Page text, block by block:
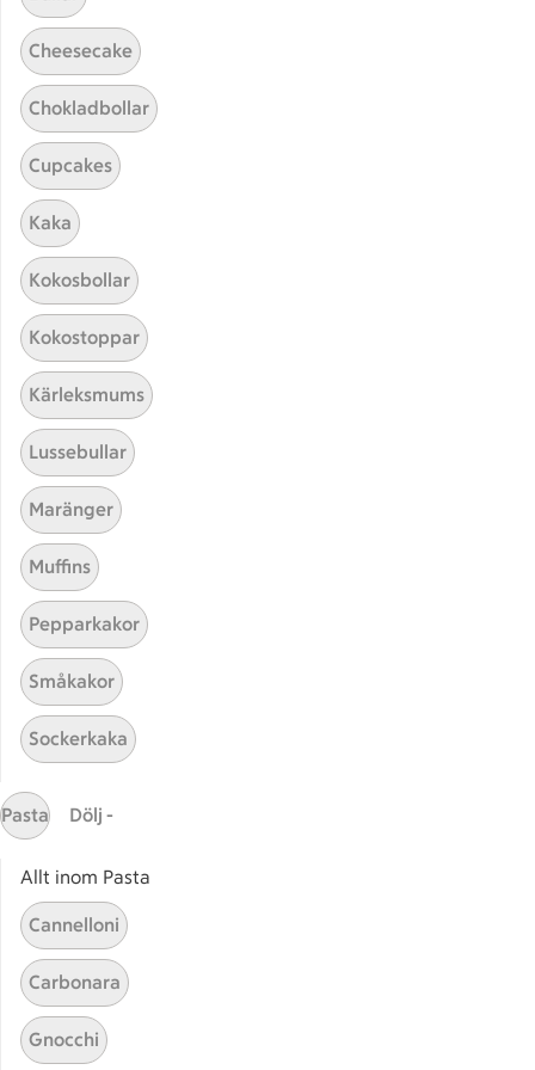
Hittade inget recept
Testa att söka på något nytt, eller ta bort något av
Piroger
Här hittar du alla goda recept du har sparat och
Start
Cheesecake
Chokladbollar
Cupcakes
Kaka
Kokosbollar
Kokostoppar
Kärleksmums
Lussebullar
Maränger
Muffins
Pepparkakor
Småkakor
Sockerkaka
Pasta Dölj -
Allt inom Pasta
Cannelloni
Carbonara
Gnocchi